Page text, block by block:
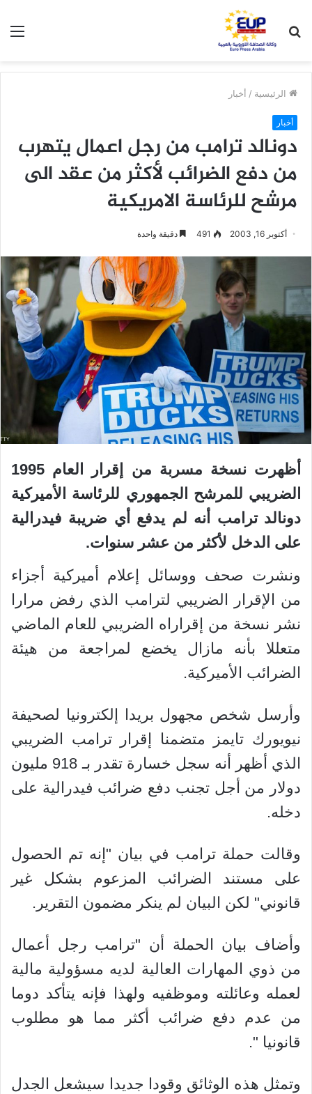
عن
الرئيسية / أخبار
أخبار
دونالد ترامب من رجل اعمال يتهرب
من دفع الضرائب لأكثر من عقد الى
مرشح للرئاسة الامريكية
أكتوبر 16, 2003 491 دقيقة واحدة
أظهرت نسخة مسربة من إقرار العام 1995
الضريبي للمرشح الجمهوري للرئاسة الأميركية
دونالد ترامب أنه لم يدفع أي ضريبة فيدرالية
على الدخل لأكثر من عشر سنوات.
ونشرت صحف ووسائل إعلام أميركية أجزاء
من الإقرار الضريبي لترامب الذي رفض مرارا
نشر نسخة من إقراراه الضريبي للعام الماضي
متعللا بأنه مازال يخضع لمراجعة من هيئة
الضرائب الأميركية.
وأرسل شخص مجهول بريدا إلكترونيا لصحيفة
نيويورك تايمز متضمنا إقرار ترامب الضريبي
الذي أظهر أنه سجل خسارة تقدر بـ 918 مليون
دولار من أجل تجنب دفع ضرائب فيدرالية على
دخله.
وقالت حملة ترامب في بيان "إنه تم الحصول
على مستند الضرائب المزعوم بشكل غير
قانوني" لكن البيان لم ينكر مضمون التقرير.
وأضاف بيان الحملة أن "ترامب رجل أعمال
من ذوي المهارات العالية لديه مسؤولية مالية
لعمله وعائلته وموظفيه ولهذا فإنه يتأكد دوما
من عدم دفع ضرائب أكثر مما هو مطلوب
قانونيا ".
وتمثل هذه الوثائق وقودا جديدا سيشعل الجدل